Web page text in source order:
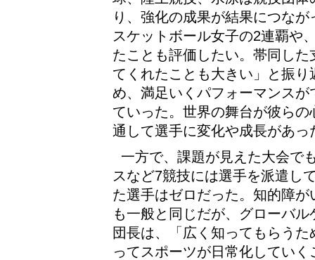
り、強化の成果が結果につな
スケットボール女子の2連覇や
たことも評価したい。帯同し
てくれたことも大きい」と振
め、満足いくパフォーマンス
ていった。世界の舞台が彼ら
通して選手に変化や成長があっ
一方で、課題が見えた大会で
スなど7競技には選手を派遣し
た選手はゼロだった。知的障
も一般と同じだが、グローバ
団長は、「広く知ってもらう
ってスポーツが日常化してい